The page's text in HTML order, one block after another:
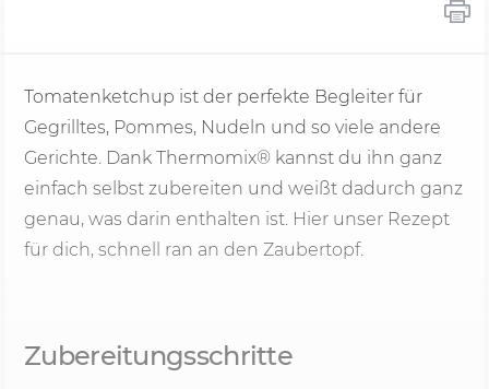
Tomatenketchup ist der perfekte Begleiter für
Gegrilltes, Pommes, Nudeln und so viele andere
Gerichte. Dank Thermomix® kannst du ihn ganz
einfach selbst zubereiten und weißt dadurch ganz
genau, was darin enthalten ist. Hier unser Rezept
für dich, schnell ran an den Zaubertopf.
Zubereitungsschritte